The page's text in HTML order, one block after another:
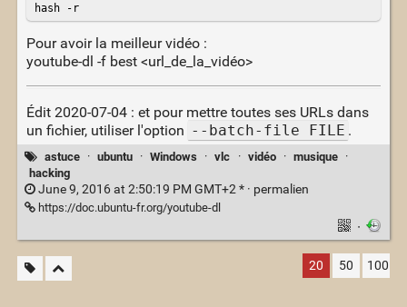
hash -r
Pour avoir la meilleur vidéo :
youtube-dl -f best <url_de_la_vidéo>
Édit 2020-07-04 : et pour mettre toutes ses URLs dans
un fichier, utiliser l'option --batch-file FILE .
astuce · ubuntu · Windows · vlc · vidéo · musique
·
hacking
June 9, 2016 at 2:50:19 PM GMT+2 * · permalien
https://doc.ubuntu-fr.org/youtube-dl
·
20 50 100